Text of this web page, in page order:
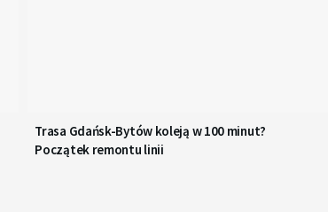
Trasa Gdańsk-Bytów koleją w 100 minut?
Początek remontu linii